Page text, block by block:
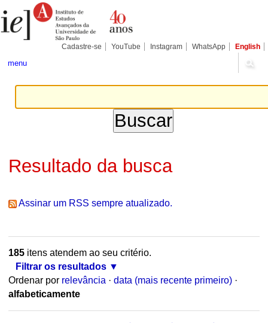
para
conteúdo.
Pessoais
Cadastre-se YouTube Instagram WhatsApp English
menu
Resultado da busca
Assinar um RSS sempre atualizado.
185itens atendem ao seu critério.
Filtrar os resultados
Ordenar por relevância · data (mais recente primeiro) ·
alfabeticamente